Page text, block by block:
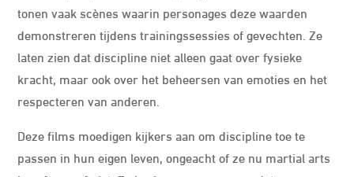
tonen vaak scènes waarin personages deze waarden
demonstreren tijdens trainingssessies of gevechten. Ze
laten zien dat discipline niet alleen gaat over fysieke
kracht, maar ook over het beheersen van emoties en het
respecteren van anderen.
Deze films moedigen kijkers aan om discipline toe te
passen in hun eigen leven, ongeacht of ze nu martial arts